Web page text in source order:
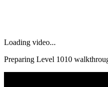
Loading video...
Preparing Level 1010